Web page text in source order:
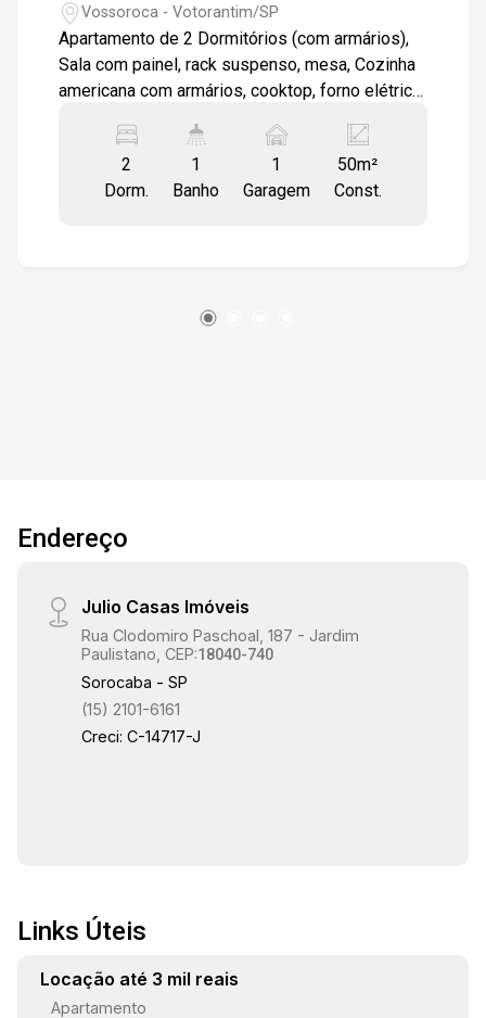
Vossoroca - Votorantim/SP
Apartamento de 2 Dormitórios (com armários),
Sala com painel, rack suspenso, mesa, Cozinha
americana com armários, cooktop, forno elétrico,
armários, gabinete, Banheiro com box de vidro,
azulejado até o teto, gabinete suspenso com
tampo de mármore, cuba sobreposta.
Mercadinho 24hrs, Feira Livre.
2
Dorm.
1
Banho
1
Garagem
50m²
Const.
Endereço
Julio Casas Imóveis
Rua Clodomiro Paschoal, 187 - Jardim
Paulistano, CEP:18040-740
Sorocaba - SP
(15) 2101-6161
Creci: C-14717-J
Links Úteis
Locação até 3 mil reais
Apartamento